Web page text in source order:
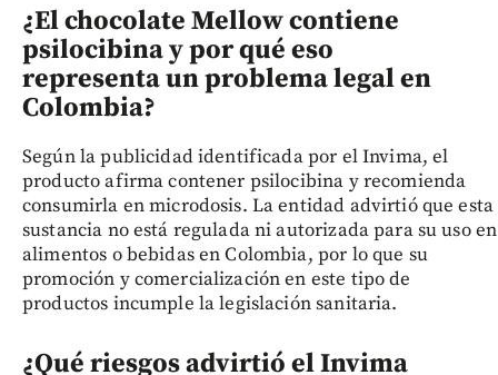
¿El chocolate Mellow contiene
psilocibina y por qué eso
representa un problema legal en
Colombia?
Según la publicidad identificada por el Invima, el
producto afirma contener psilocibina y recomienda
consumirla en microdosis. La entidad advirtió que esta
sustancia no está regulada ni autorizada para su uso en
alimentos o bebidas en Colombia, por lo que su
promoción y comercialización en este tipo de
productos incumple la legislación sanitaria.
¿Qué riesgos advirtió el Invima